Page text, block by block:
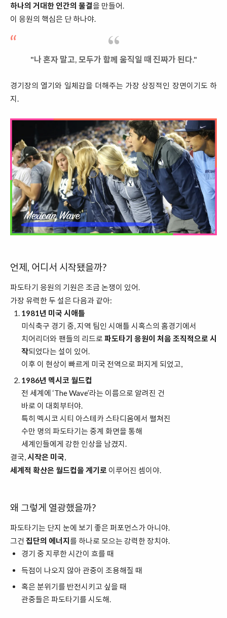
하나의 거대한 인간의 물결을 만들어.
이 응원의 핵심은 단 하나야.
"나 혼자 말고, 모두가 함께 움직일 때 진짜가 된다."
경기장의 열기와 일체감을 더해주는 가장 상징적인 장면이기도 하
지.
언제, 어디서 시작됐을까?
파도타기 응원의 기원은 조금 논쟁이 있어.
가장 유력한 두 설은 다음과 같아:
1981년 미국 시애틀
미식축구 경기 중, 지역 팀인 시애틀 시혹스의 홈경기에서
치어리더와 팬들의 리드로 파도타기 응원이 처음 조직적으로 시
작되었다는 설이 있어.
이후 이 현상이 빠르게 미국 전역으로 퍼지게 되었고,
1986년 멕시코 월드컵
전 세계에 ‘The Wave’라는 이름으로 알려진 건
바로 이 대회부터야.
특히 멕시코 시티 아스테카 스타디움에서 펼쳐진
수만 명의 파도타기는 중계 화면을 통해
세계인들에게 강한 인상을 남겼지.
결국,시작은 미국,
세계적 확산은 월드컵을 계기로 이루어진 셈이야.
왜 그렇게 열광했을까?
파도타기는 단지 눈에 보기 좋은 퍼포먼스가 아니야.
그건 집단의 에너지 를 하나로 모으는 강력한 장치야.
경기 중 지루한 시간이 흐를 때
득점이 나오지 않아 관중이 조용해질 때
혹은 분위기를 반전시키고 싶을 때
관중들은 파도타기를 시도해.